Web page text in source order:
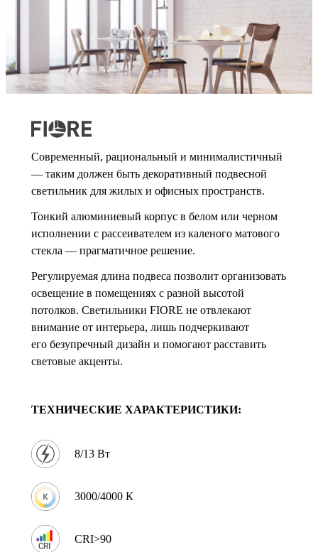
Современный, рациональный и минималистичный
— таким должен быть декоративный подвесной
светильник для жилых и офисных пространств.
Тонкий алюминиевый корпус в белом или черном
исполнении с рассеивателем из каленого матового
стекла — прагматичное решение.
Регулируемая длина подвеса позволит организовать
освещение в помещениях с разной высотой
потолков. Светильники FIORE не отвлекают
внимание от интерьера, лишь подчеркивают
его безупречный дизайн и помогают расставить
световые акценты.
ТЕХНИЧЕСКИЕ ХАРАКТЕРИСТИКИ:
8/13 Вт
3000/4000 К
CRI>90